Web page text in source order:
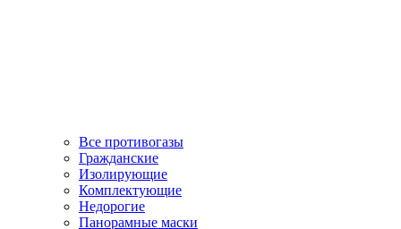
Все противогазы
Гражданские
Изолирующие
Комплектующие
Недорогие
Панорамные маски